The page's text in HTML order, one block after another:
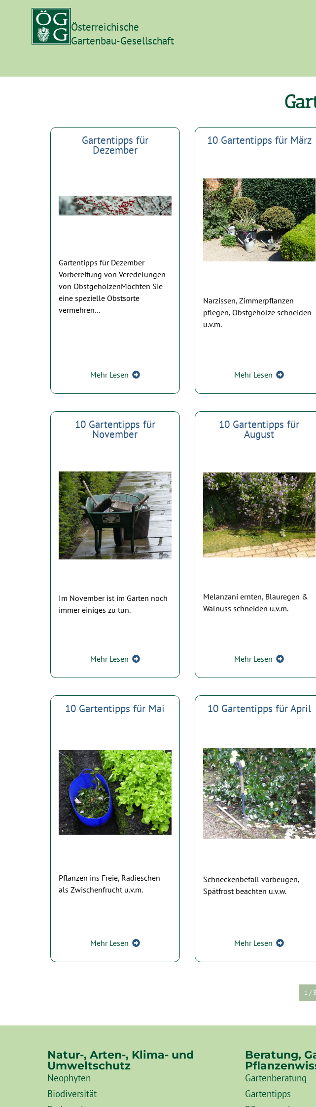
Österreichische
Gartenbau-Gesellschaft
Gartentipps für
Dezember
Gartentipps für Dezember
Vorbereitung von Veredelungen
von ObstgehölzenMöchten Sie
eine spezielle Obstsorte
vermehren…
Mehr Lesen
10 Gartentipps für März
Narzissen, Zimmerpflanzen
pflegen, Obstgehölze schneiden
u.v.m.
Mehr Lesen
10 Gartentipps für
November
Im November ist im Garten noch
immer einiges zu tun.
Mehr Lesen
10 Gartentipps für
August
Melanzani ernten, Blauregen &
Walnuss schneiden u.v.m.
Mehr Lesen
10 Gartentipps für Mai
Pflanzen ins Freie, Radieschen
als Zwischenfrucht u.v.m.
Mehr Lesen
10 Gartentipps für April
Schneckenbefall vorbeugen,
Spätfrost beachten u.v.w.
Mehr Lesen
1 / 3
Natur-, Arten-, Klima- und
Umweltschutz
Neophyten
Biodiversität
Beratung,
Gartenberatung
Gartentipps